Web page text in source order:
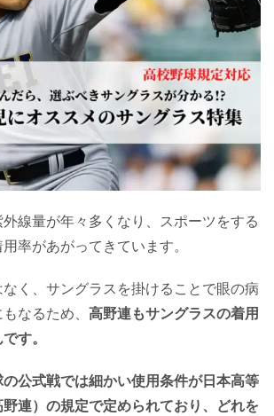
線量が年々多くなり、スポーツをする
率があがってきています。
く、サングラスを掛けることで眼の病
なるため、 高野連もサングラスの着用
す。
公式戦では細かい使用条件が日本高等
連）の規定で定められており、どれを